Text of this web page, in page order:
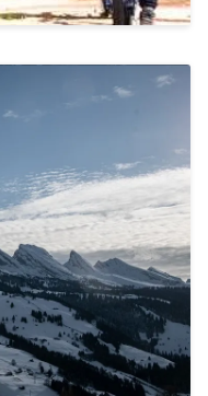
&
In St.
Ab 1.255€